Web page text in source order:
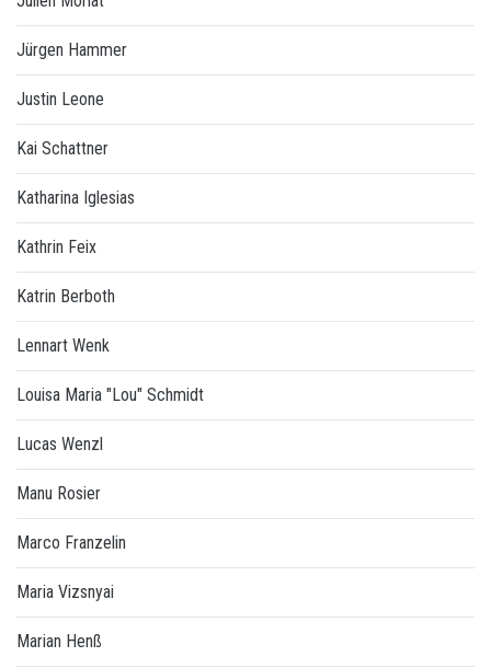
Jürgen Hammer
Justin Leone
Kai Schattner
Katharina Iglesias
Kathrin Feix
Katrin Berboth
Lennart Wenk
Louisa Maria "Lou" Schmidt
Lucas Wenzl
Manu Rosier
Marco Franzelin
Maria Vizsnyai
Marian Henß